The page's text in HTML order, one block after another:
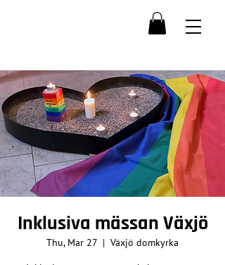
Inklusiva mässan Växjö
Thu, Mar 27
  |
Växjö domkyrka